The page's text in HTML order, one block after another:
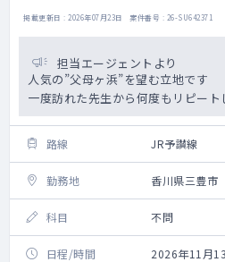
掲載更新日 : 2026年07月23日 案件番号 : 26-SU642371
担当エージェントより
人気の”父母ヶ浜”を望む立地です
一度訪れた先生から何度もリピー
路線 JR予讃線
勤務地 香川県三豊市
科目 不問
日程/時間 2026年11月